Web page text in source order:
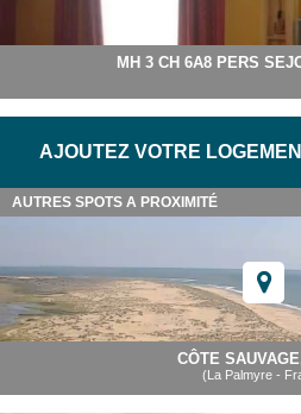
MH 3 CH 6A8 PERS
AJOUTEZ VOTRE
AUTRES SPOTS A PROXIMITÉ
CÔTE
(La Palmyre -